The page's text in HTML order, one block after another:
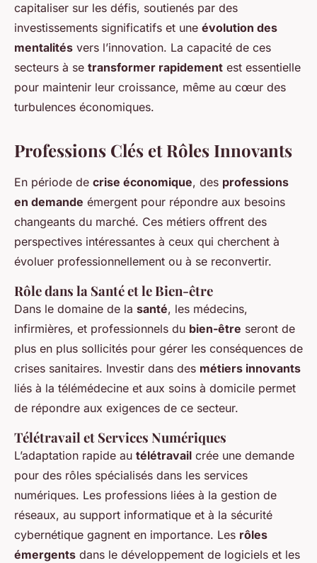
capitaliser sur les défis, soutienés par des
investissements significatifs et une évolution des
mentalités vers l’innovation. La capacité de ces
secteurs à se transformer rapidement est essentielle
pour maintenir leur croissance, même au cœur des
turbulences économiques.
Professions Clés et Rôles Innovants
En période de crise économique, des professions
en demande émergent pour répondre aux besoins
changeants du marché. Ces métiers offrent des
perspectives intéressantes à ceux qui cherchent à
évoluer professionnellement ou à se reconvertir.
Rôle dans la Santé et le Bien-être
Dans le domaine de la santé, les médecins,
infirmières, et professionnels du bien-être seront de
plus en plus sollicités pour gérer les conséquences de
crises sanitaires. Investir dans des métiers innovants
liés à la télémédecine et aux soins à domicile permet
de répondre aux exigences de ce secteur.
Télétravail et Services Numériques
L’adaptation rapide au télétravail crée une demande
pour des rôles spécialisés dans les services
numériques. Les professions liées à la gestion de
réseaux, au support informatique et à la sécurité
cybernétique gagnent en importance. Les rôles
émergents dans le développement de logiciels et les